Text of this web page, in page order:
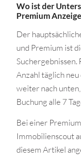
Wo ist der
Premium
Der
und Premium ist
Suchergebnissen.
Anzahl täglich
weiter nach
Buchung alle 7
Bei einer
Immobilienscout
diesem Artikel